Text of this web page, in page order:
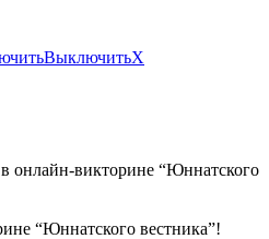
ВыключитьX
онлайн-викторине “Юннатского
“Юннатского вестника”!